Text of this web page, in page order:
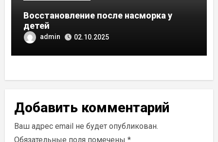
Восстановление после насморка у
детей
admin 02.10.2025
Добавить комментарий
Ваш адрес email не будет опубликован.
Обязательные поля помечены*